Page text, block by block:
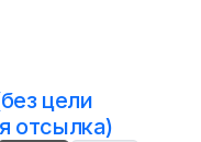
цели
отсылка)